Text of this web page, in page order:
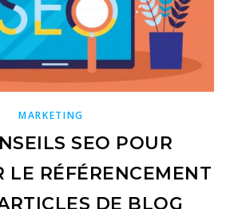
MARKETING
SEO POUR
LE RÉFÉRENCEMENT
DE BLOG